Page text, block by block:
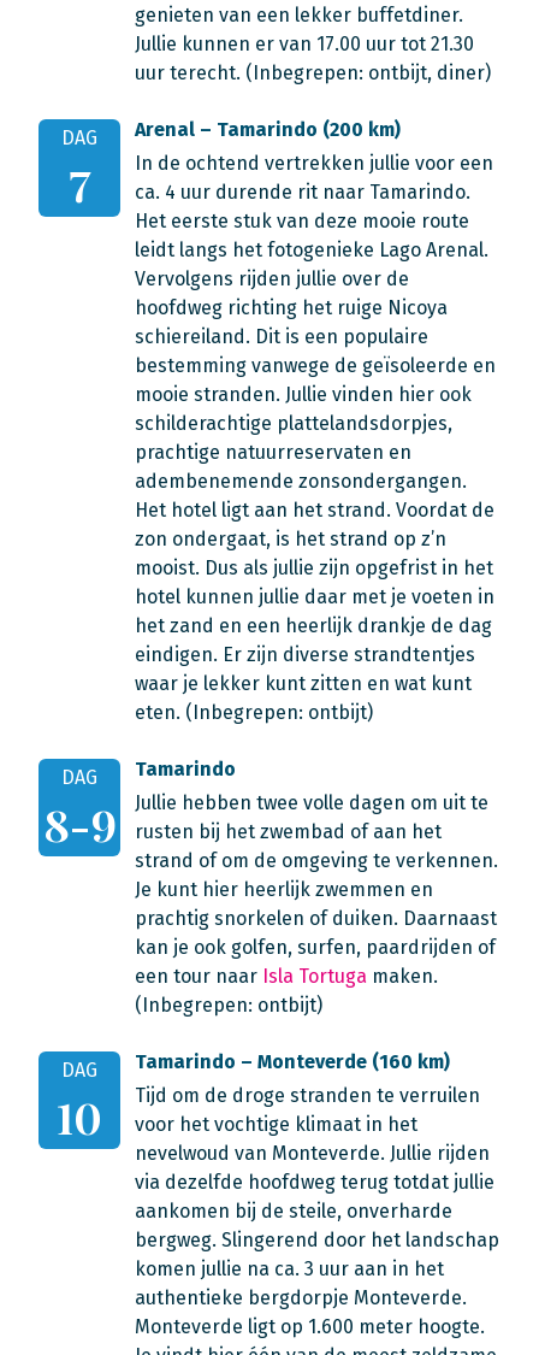
genieten van een lekker buffetdiner.
Jullie kunnen er van 17.00 uur tot 21.30
uur terecht. (Inbegrepen: ontbijt, diner)
DAG
7
Arenal – Tamarindo (200 km)
In de ochtend vertrekken jullie voor een
ca. 4 uur durende rit naar Tamarindo.
Het eerste stuk van deze mooie route
leidt langs het fotogenieke Lago Arenal.
Vervolgens rijden jullie over de
hoofdweg richting het ruige Nicoya
schiereiland. Dit is een populaire
bestemming vanwege de geïsoleerde en
mooie stranden. Jullie vinden hier ook
schilderachtige plattelandsdorpjes,
prachtige natuurreservaten en
adembenemende zonsondergangen.
Het hotel ligt aan het strand. Voordat de
zon ondergaat, is het strand op z’n
mooist. Dus als jullie zijn opgefrist in het
hotel kunnen jullie daar met je voeten in
het zand en een heerlijk drankje de dag
eindigen. Er zijn diverse strandtentjes
waar je lekker kunt zitten en wat kunt
eten. (Inbegrepen: ontbijt)
DAG
8-9
Tamarindo
Jullie hebben twee volle dagen om uit te
rusten bij het zwembad of aan het
strand of om de omgeving te verkennen.
Je kunt hier heerlijk zwemmen en
prachtig snorkelen of duiken. Daarnaast
kan je ook golfen, surfen, paardrijden of
een tour naar Isla Tortuga maken.
(Inbegrepen: ontbijt)
DAG
10
Tamarindo – Monteverde (160 km)
Tijd om de droge stranden te verruilen
voor het vochtige klimaat in het
nevelwoud van Monteverde. Jullie rijden
via dezelfde hoofdweg terug totdat jullie
aankomen bij de steile, onverharde
bergweg. Slingerend door het landschap
komen jullie na ca. 3 uur aan in het
authentieke bergdorpje Monteverde.
Monteverde ligt op 1.600 meter hoogte.